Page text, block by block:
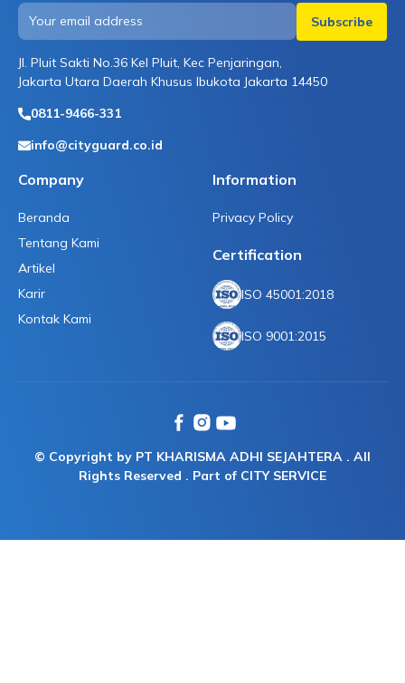
Jl. Pluit Sakti No.36 Kel Pluit, Kec Penjaringan,
Jakarta Utara Daerah Khusus Ibukota Jakarta 14450
0811-9466-331
info@cityguard.co.id
Company
Beranda
Tentang Kami
Artikel
Karir
Kontak Kami
Information
Privacy Policy
Certification
ISO 45001:2018
ISO 9001:2015
© Copyright by PT KHARISMA ADHI SEJAHTERA . All
Rights Reserved . Part of CITY SERVICE